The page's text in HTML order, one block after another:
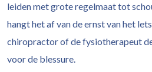
leiden met grote regelmaat tot
hangt het af van de ernst van het
chiropractor of de fysiotherapeut
voor de blessure.